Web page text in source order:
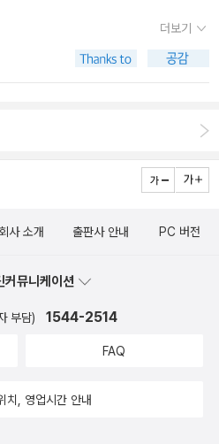
제퍼스의 부드럽고 우아한 선의 그
이포그래피 그림이 더해졌다.아이들
눈뜨게 하고, 어른 독자에게 어릴 적
어의 의미를 차근히 읽어 내려가게
나 눈길을 붙잡는 그림들을 천천히
는 위로와 벅찬 감동을 선물 받게 될
더보기
사 소개 출판사 안내 PC 버전
커뮤니케이션
부담) 1544-2514
FAQ
치, 영업시간 안내